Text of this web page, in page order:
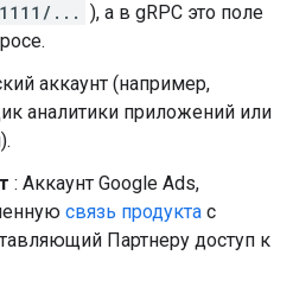
... ), а в gRPC это поле
аккаунт (например,
аналитики приложений или
: Аккаунт Google Ads,
связь продукта с
Партнеру доступ к